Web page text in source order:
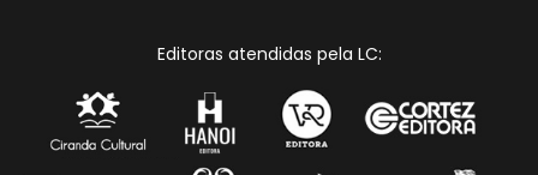
Editoras atendidas pela LC: